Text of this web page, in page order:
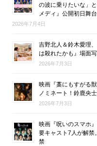
の波に乗りたいな」
メディ』公開初日舞
2026年7月4日
吉野北人＆鈴木愛理
は殺れたかも』場面
2026年7月3日
映画『藁にもすがる
ノミネート！鈴鹿央
2026年7月3日
映画『呪いのスマホ
要キャスト7人が解禁
禁